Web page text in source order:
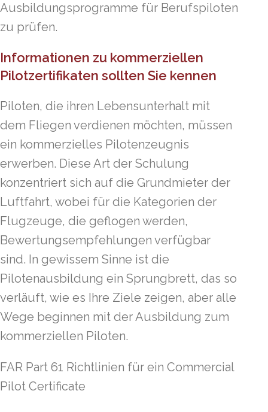
Ausbildungsprogramme für Berufspiloten
zu prüfen.
Informationen zu kommerziellen
Pilotzertifikaten sollten Sie kennen
Piloten, die ihren Lebensunterhalt mit
dem Fliegen verdienen möchten, müssen
ein kommerzielles Pilotenzeugnis
erwerben. Diese Art der Schulung
konzentriert sich auf die Grundmieter der
Luftfahrt, wobei für die Kategorien der
Flugzeuge, die geflogen werden,
Bewertungsempfehlungen verfügbar
sind. In gewissem Sinne ist die
Pilotenausbildung ein Sprungbrett, das so
verläuft, wie es Ihre Ziele zeigen, aber alle
Wege beginnen mit der Ausbildung zum
kommerziellen Piloten.
FAR Part 61 Richtlinien für ein Commercial
Pilot Certificate